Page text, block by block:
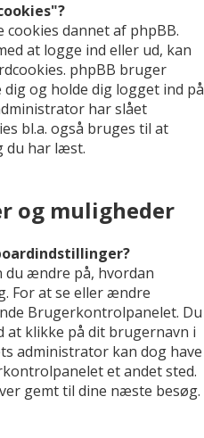
cookies dannet af phpBB.
at logge ind eller ud, kan
phpBB bruger
og holde dig logget ind på
har slået
bl.a. også bruges til at
du har læst.
og muligheder
du ændre på, hvordan
For at se eller ændre
Brugerkontrolpanelet. Du
at klikke på dit brugernavn i
administrator kan dog have
et andet sted.
gemt til dine næste besøg.